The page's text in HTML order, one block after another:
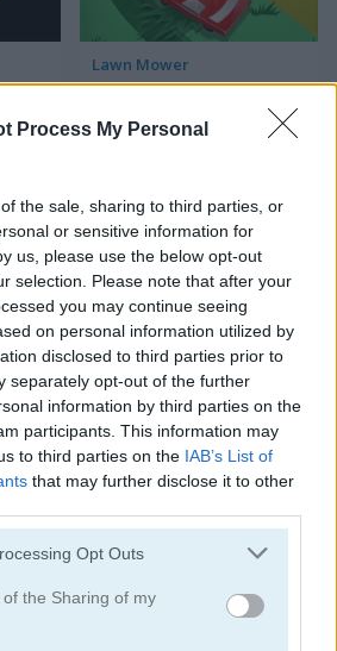
Process My Personal
the sale, sharing to third parties, or
or sensitive information for
us, please use the below opt-out
selection. Please note that after your
you may continue seeing
on personal information utilized by
disclosed to third parties prior to
separately opt-out of the further
information by third parties on the
participants. This information may
to third parties on the IAB’s List of
that may further disclose it to other
app uses one or more Google
or usage behaviour. You may click to
to Google and its third-party tags to
Opt Outs
the Sharing of my
Lawn Mower
Bottle Flip Mobile